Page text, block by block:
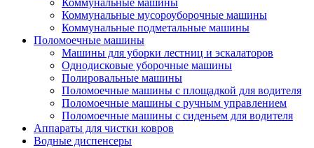
Коммунальные мусороуборочные машины
Коммунальные подметальные машины
Поломоечные машины
Машины для уборки лестниц и эскалаторов
Однодисковые уборочные машины
Полировальные машины
Поломоечные машины с площадкой для водителя
Поломоечные машины с ручным управлением
Поломоечные машины с сиденьем для водителя
Аппараты для чистки ковров
Водные диспенсеры